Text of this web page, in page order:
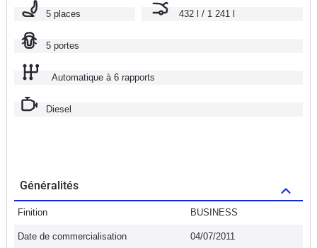
5 places 432 l / 1 241 l
5 portes
Automatique à 6 rapports
Diesel
Généralités
Finition BUSINESS
Date de commercialisation 04/07/2011